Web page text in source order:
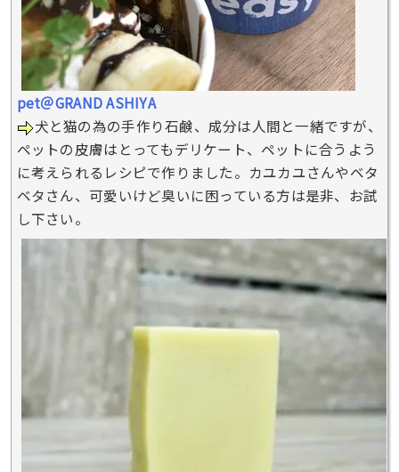
pet＠GRAND ASHIYA
犬と猫の為の手作り石鹸、成分は人間と一緒ですが、
ペットの皮膚はとってもデリケート、ペットに合うよう
に考えられるレシピで作りました。カユカユさんやベタ
ベタさん、可愛いけど臭いに困っている方は是非、お試
し下さい。